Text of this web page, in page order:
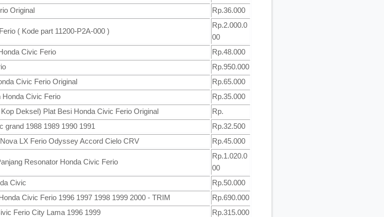
Original
Rp.36.000
( Kode part 11200-P2A-000 )
Rp.2.000.0
00
Civic Ferio
Rp.48.000
Rp.950.000
Civic Ferio Original
Rp.65.000
Civic Ferio
Rp.35.000
Deksel) Plat Besi Honda Civic Ferio Original
Rp.
grand 1988 1989 1990 1991
Rp.32.500
LX Ferio Odyssey Accord Cielo CRV
Rp.45.000
Resonator Honda Civic Ferio
Rp.1.020.0
00
Civic
Rp.50.000
Civic Ferio 1996 1997 1998 1999 2000 - TRIM
Rp.690.000
Ferio City Lama 1996 1999
Rp.315.000